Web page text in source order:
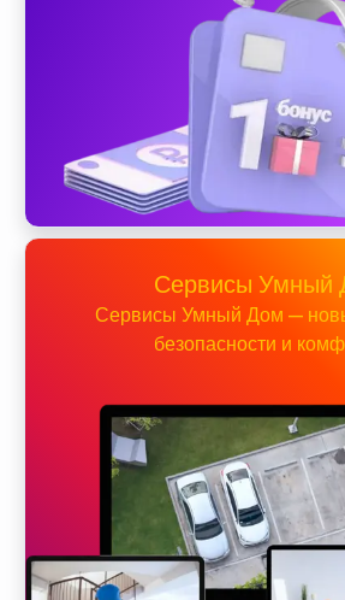
Сервисы Умный
Сервисы Умный Дом —
безопасности и